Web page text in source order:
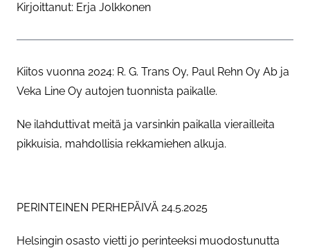
Kirjoittanut: Erja Jolkkonen
Kiitos vuonna 2024: R. G. Trans Oy, Paul Rehn Oy Ab ja
Veka Line Oy autojen tuonnista paikalle.
Ne ilahduttivat meitä ja varsinkin paikalla vierailleita
pikkuisia, mahdollisia rekkamiehen alkuja.
PERINTEINEN PERHEPÄIVÄ 24.5.2025
Helsingin osasto vietti jo perinteeksi muodostunutta